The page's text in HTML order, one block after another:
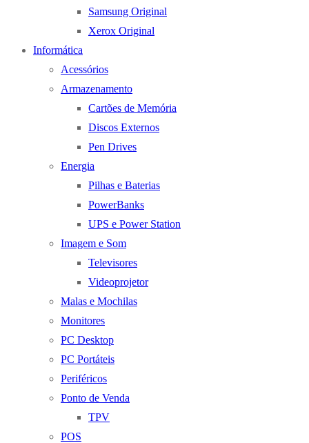
Samsung Original
Xerox Original
Informática
Acessórios
Armazenamento
Cartões de Memória
Discos Externos
Pen Drives
Energia
Pilhas e Baterias
PowerBanks
UPS e Power Station
Imagem e Som
Televisores
Videoprojetor
Malas e Mochilas
Monitores
PC Desktop
PC Portáteis
Periféricos
Ponto de Venda
TPV
POS